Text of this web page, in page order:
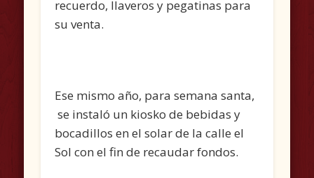
recuerdo, llaveros y pegatinas para
su venta.
Ese mismo año, para semana santa,
se instaló un kiosko de bebidas y
bocadillos en el solar de la calle el
Sol con el fin de recaudar fondos.